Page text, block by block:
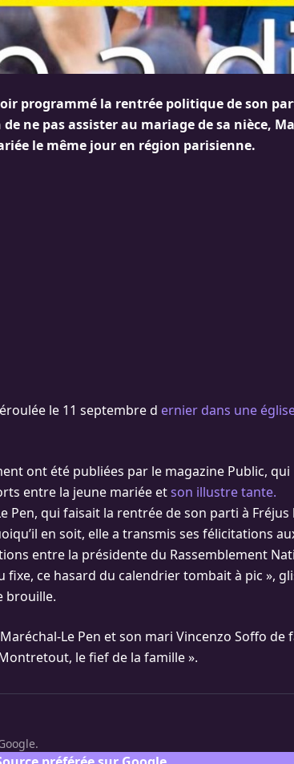
programmé la rentrée politique de son
ne pas assister au mariage de sa nièce,
le même jour en région parisienne.
le 11 septembre d ernier dans une
ont été publiées par le magazine Public, qui
entre la jeune mariée etson illustre tante.
Pen, qui faisait la rentrée de son parti à Fréjus
en soit, elle a transmis ses félicitations
entre la présidente du Rassemblement
fixe, ce hasard du calendrier tombait à pic »,
brouille.
Le Pen et son mari Vincenzo Soffo de
le fief de la famille ».